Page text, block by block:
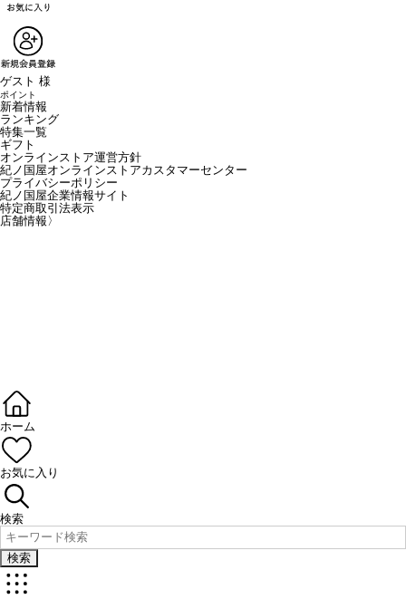
ゲスト 様
ポイント
新着情報
ランキング
特集一覧
ギフト
オンラインストア運営方針
紀ノ国屋オンラインストアカスタマーセンター
プライバシーポリシー
紀ノ国屋企業情報サイト
特定商取引法表示
店舗情報 〉
ホーム
お気に入り
検索
検索